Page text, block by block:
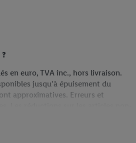
en euro, TVA inc., hors livraison.
jusqu’à épuisement du
approximatives. Erreurs et
base du prix du webshop (s’ils sont